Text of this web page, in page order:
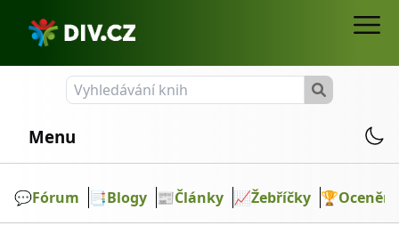
Menu
💬️Fórum 📑Blogy 📰Články 📈Žebříčky 🏆Ocenění